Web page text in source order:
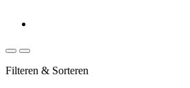
Filteren & Sorteren